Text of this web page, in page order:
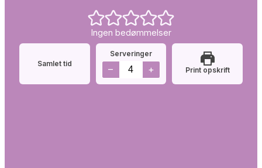
Ingen bedømmelser
Samlet tid
Serveringer
– + Print opskrift